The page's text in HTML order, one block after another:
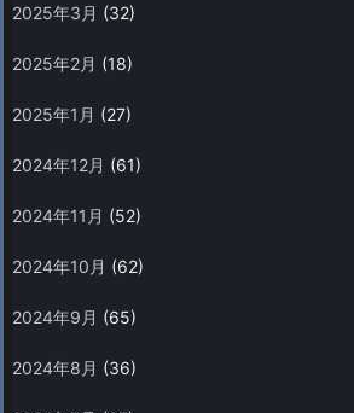
2025年3月 (32)
2025年2月 (18)
2025年1月 (27)
2024年12月 (61)
2024年11月 (52)
2024年10月 (62)
2024年9月 (65)
2024年8月 (36)